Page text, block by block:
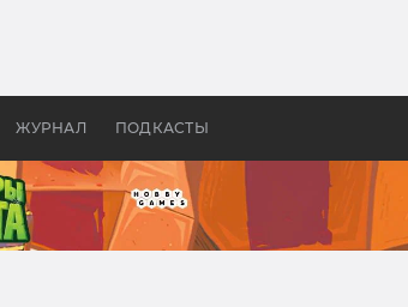
ЖУРНАЛ ПОДКАСТЫ
Древней Грецией